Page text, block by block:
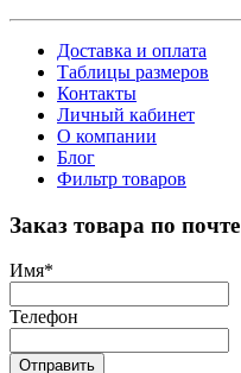
Доставка и оплата
Таблицы размеров
Контакты
Личный кабинет
О компании
Блог
Фильтр товаров
Заказ товара по почте
Имя*
Телефон
Отправить